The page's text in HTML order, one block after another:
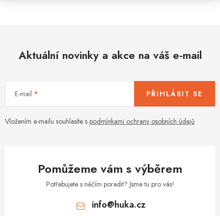
Aktuální novinky a akce na váš e-mail
E-mail
Vložením e-mailu souhlasíte s podmínkami ochrany osobních údajů
PŘIHLÁSIT SE
Pomůžeme vám s výběrem
Potřebujete s něčím poradit? Jsme tu pro vás!
info@huka.cz